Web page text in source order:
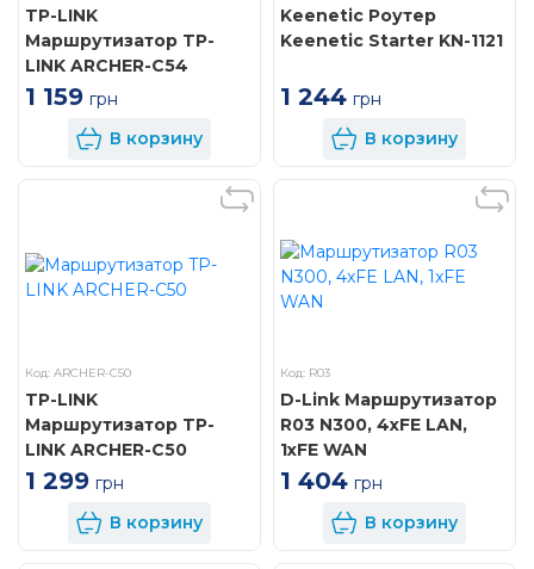
TP-LINK
Маршрутизатор TP-
LINK ARCHER-C54
1 159 грн
В корзину
Keenetic Роутер
Keenetic Starter KN-1121
1 244 грн
В корзину
Код: ARCHER-C50
TP-LINK
Маршрутизатор TP-
LINK ARCHER-C50
1 299 грн
В корзину
Код: R03
D-Link Маршрутизатор
R03 N300, 4xFE LAN,
1xFE WAN
1 404 грн
В корзину